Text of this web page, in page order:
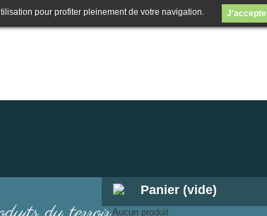
Panier (vide)
Aucun produit
pour profiter pleinement de votre navigation. J'accepte